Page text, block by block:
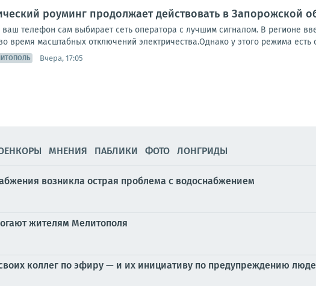
роуминг продолжает действовать в Запорожской
ваш телефон сам выбирает сеть оператора с лучшим сигналом. В регионе
время масштабных отключений электричества.Однако у этого режима
Вчера, 17:05
МНЕНИЯ ПАБЛИКИ ФОТО ЛОНГРИДЫ
возникла острая проблема с водоснабжением
жителям Мелитополя
коллег по эфиру — и их инициативу по предупреждению